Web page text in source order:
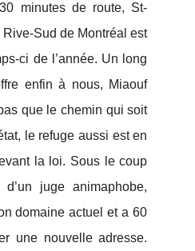
minutes de route, St-
Sud de Montréal est
ci de l’année. Un long
enfin à nous, Miaouf
que le chemin qui soit
le refuge aussi est en
la loi. Sous le coup
d’un juge animaphobe,
domaine actuel et a 60
une nouvelle adresse.